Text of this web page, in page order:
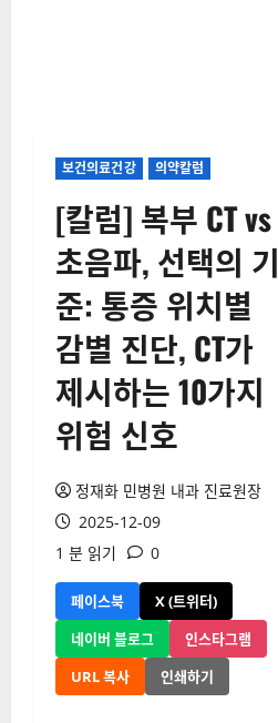
보건의료건강 의약칼럼
[칼럼] 복부 CT vs
초음파, 선택의 기
준: 통증 위치별
감별 진단, CT가
제시하는 10가지
위험 신호
정재화 민병원 내과 진료원장
2025-12-09
1 분 읽기
0
페이스북
X (트위터)
네이버 블로그
인스타그램
URL 복사
인쇄하기